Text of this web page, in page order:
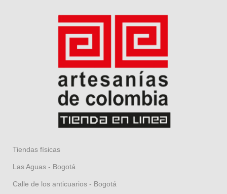
Tiendas físicas
Las Aguas - Bogotá
Calle de los anticuarios - Bogotá